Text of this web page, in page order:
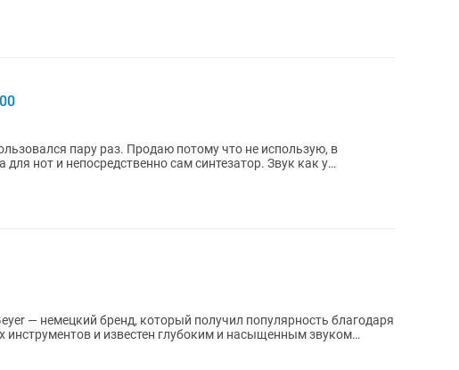
пару раз. Продаю потому что не использую, в
для нот и непосредственно сам синтезатор. Звук как у
— немецкий бренд, который получил популярность благодаря
инструментов и известен глубоким и насыщенным звуком